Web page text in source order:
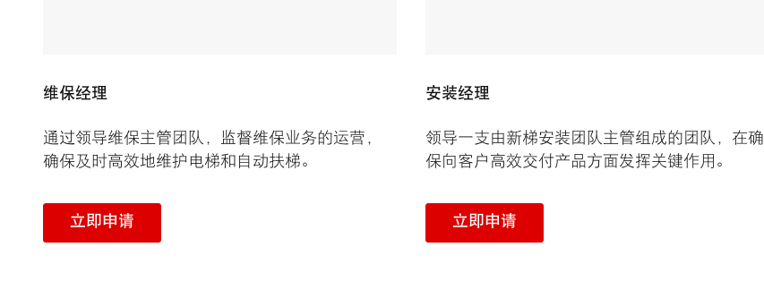
维保经理
通过领导维保主管团队，监督维保业务的运营，
确保及时高效地维护电梯和自动扶梯。
立即申请
安装经理
领导一支由新梯安装团队主管组成的团队，在确
保向客户高效交付产品方面发挥关键作用。
立即申请